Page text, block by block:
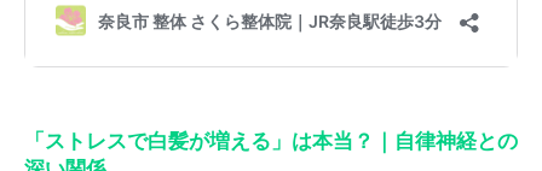
「ストレスで白髪が増える」は本当？｜自律神経との